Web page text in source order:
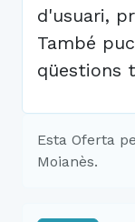
d'usuari,
També
qüestions
Esta Oferta
Moianès.